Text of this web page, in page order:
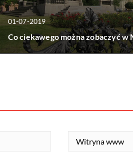
01-07-2019
Co ciekawego można zobaczyć w